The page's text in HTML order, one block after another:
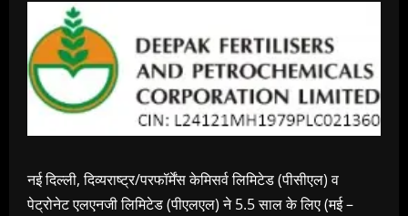
नई दिल्ली, दिव्यराष्ट्र/परफॉर्मेंस केमिसर्व लिमिटेड (पीसीएल) व
पेट्रोनेट एलएनजी लिमिटेड (पीएलएल) ने 5.5 साल के लिए (मई –